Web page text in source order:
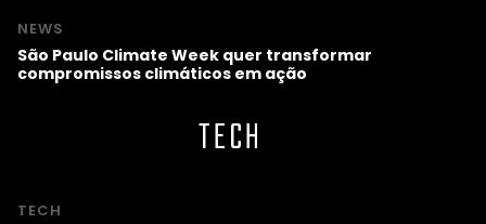
NEWS
São Paulo Climate Week quer transformar
compromissos climáticos em ação
TECH
TECH